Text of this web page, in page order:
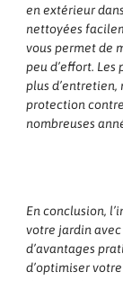
en extérieur
nettoyées
vous permet de
peu d’effort.
plus
protection
nombreuses
En conclusion,
votre jardin
d’avantages
d’optimiser